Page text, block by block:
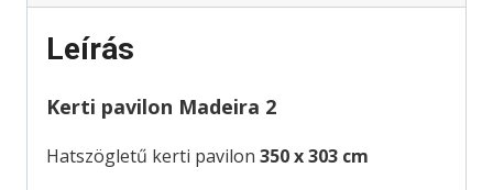
Leírás
Kerti pavilon Madeira 2
Hatszögletű kerti pavilon 350 x 303 cm